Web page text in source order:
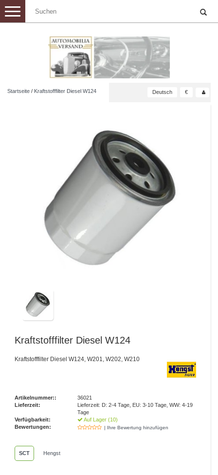
Toggle
navigation
Startseite / Kraftstofffilter Diesel W124 Deutsch €
Kraftstofffilter Diesel W124
Kraftstofffilter Diesel W124, W201, W202, W210
Artikelnummer::
36021
Lieferzeit:
Lieferzeit: D: 2-4 Tage, EU: 3-10 Tage, WW: 4-19
Tage
Verfügbarkeit:
Auf Lager (10)
Bewertungen:
| Ihre Bewertung hinzufügen
SCT Hengst